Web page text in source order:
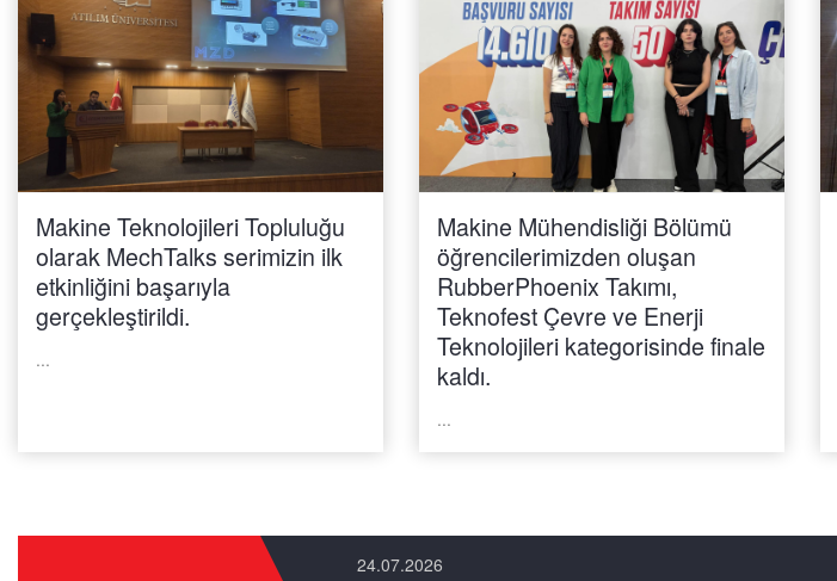
Makine Teknolojileri Topluluğu
olarak MechTalks serimizin ilk
etkinliğini başarıyla
gerçekleştirildi.
...
Makine Mühendisliği Bölümü
öğrencilerimizden oluşan
RubberPhoenix Takımı,
Teknofest Çevre ve Enerji
Teknolojileri kategorisinde finale
kaldı.
...
24.07.2026